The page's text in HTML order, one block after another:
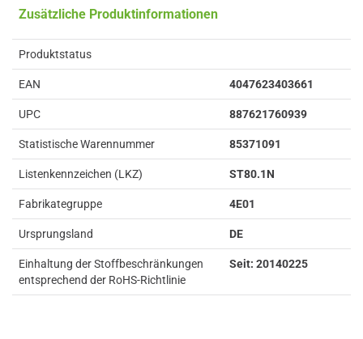
Zusätzliche Produktinformationen
Produktstatus
EAN 4047623403661
UPC 887621760939
Statistische Warennummer 85371091
Listenkennzeichen (LKZ) ST80.1N
Fabrikategruppe 4E01
Ursprungsland DE
Einhaltung der Stoffbeschränkungen
entsprechend der RoHS-Richtlinie
Seit: 20140225